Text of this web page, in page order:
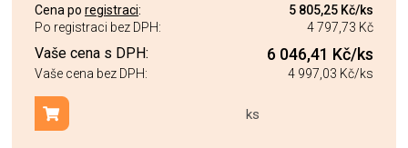
Cena po registraci: 5 805,25 Kč/ks
Po registraci bez DPH:
4 797,73 Kč
Vaše cena s DPH: 6 046,41 Kč/ks
Vaše cena bez DPH: 4 997,03 Kč/ks
ks
Přidat do košíku